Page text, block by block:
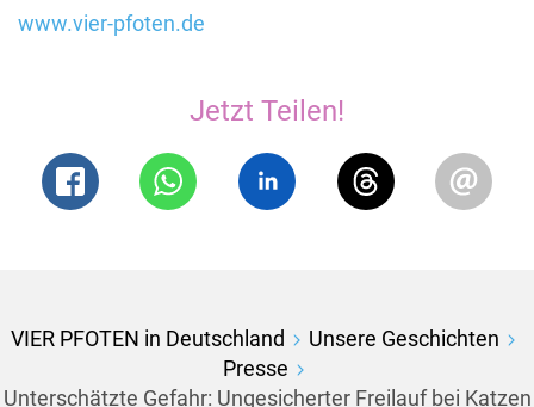
www.vier-pfoten.de
Jetzt Teilen!
VIER PFOTEN in Deutschland
Unsere Geschichten
Presse
Unterschätzte Gefahr: Ungesicherter Freilauf bei Katzen